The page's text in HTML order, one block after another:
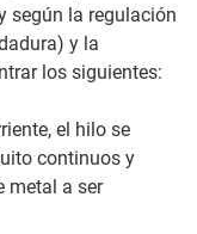
según la regulación
y la
los siguientes:
el hilo se
continuos y
metal a ser